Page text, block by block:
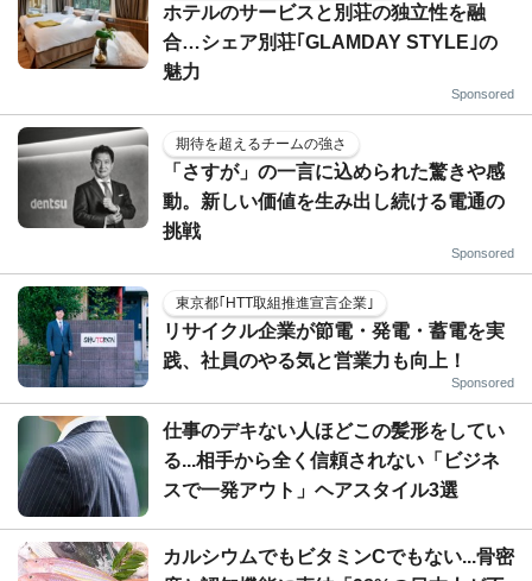
ホテルのサービスと別荘の独立性を融
合…シェア別荘｢GLAMDAY STYLE｣の
魅力
Sponsored
期待を超えるチームの強さ
「さすが」の一言に込められた驚きや感
動。新しい価値を生み出し続ける電通の
挑戦
Sponsored
東京都｢HTT取組推進宣言企業｣
リサイクル企業が節電・発電・蓄電を実
践、社員のやる気と営業力も向上！
Sponsored
仕事のデキない人ほどこの髪形をしてい
る...相手から全く信頼されない「ビジネ
スで一発アウト」ヘアスタイル3選
カルシウムでもビタミンCでもない...骨密